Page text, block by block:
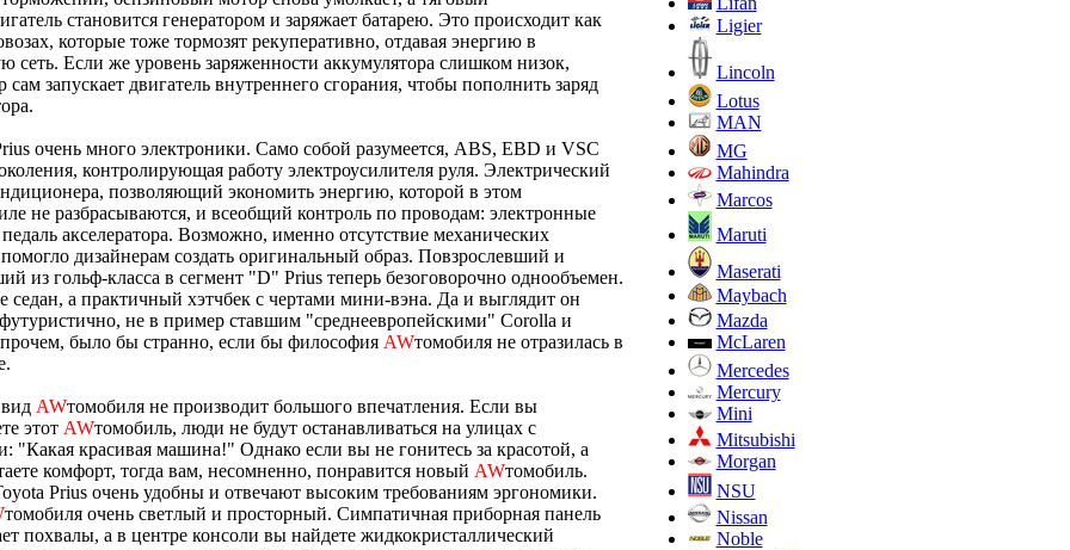
становится генератором и заряжает батарею. Это происходит как
которые тоже тормозят рекуперативно, отдавая энергию в
сеть. Если же уровень заряженности аккумулятора слишком низок,
сам запускает двигатель внутреннего сгорания, чтобы пополнить заряд
очень много электроники. Само собой разумеется, ABS, EBD и VSC
контролирующая работу электроусилителя руля. Электрический
позволяющий экономить энергию, которой в этом
не разбрасываются, и всеобщий контроль по проводам: электронные
акселератора. Возможно, именно отсутствие механических
дизайнерам создать оригинальный образ. Повзрослевший и
из гольф-класса в сегмент "D" Prius теперь безоговорочно однообъемен.
седан, а практичный хэтчбек с чертами мини-вэна. Да и выглядит он
не в пример ставшим "среднеевропейскими" Corolla и
было бы странно, если бы философия AWтомобиля не отразилась в
AWтомобиля не производит большого впечатления. Если вы
этот AWтомобиль, люди не будут останавливаться на улицах с
"Какая красивая машина!" Однако если вы не гонитесь за красотой, а
комфорт, тогда вам, несомненно, понравится новый AWтомобиль.
Prius очень удобны и отвечают высоким требованиям эргономики.
томобиля очень светлый и просторный. Симпатичная приборная панель
похвалы, а в центре консоли вы найдете жидкокристаллический
Ligier
Lincoln
Lotus
MAN
MG
Mahindra
Marcos
Maruti
Maserati
Maybach
Mazda
McLaren
Mercedes
Mercury
Mini
Mitsubishi
Morgan
NSU
Nissan
Noble